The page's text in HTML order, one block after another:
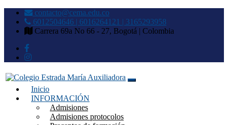
contacto@cema.edu.co
6012504646 | 6016264121 | 3165293958
Carrera 69a No 66 - 27, Bogotá | Colombia
Colegio Estrada María
Auxiliadora
Inicio
INFORMACIÓN
Admisiones
Admisiones protocolos